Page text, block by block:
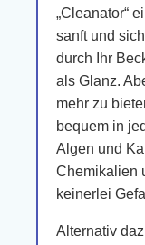
„Cleanator“
sanft und
durch Ihr
als Glanz.
mehr zu
bequem in
Algen und
Chemikalien
keinerlei
Alternativ